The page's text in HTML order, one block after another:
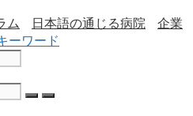
ム 日本語の通じる病院
企業
ーワード